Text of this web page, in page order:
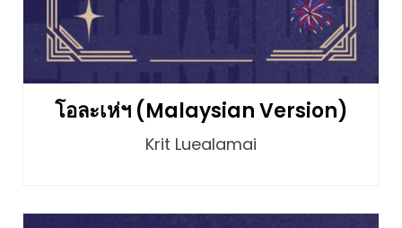
โอละเห่ฯ (Malaysian Version)
Krit Luealamai